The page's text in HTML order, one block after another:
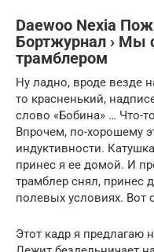
Daewoo Nexia
Бортжурнал › Мы
трамблером
Ну ладно, вроде везде
то красненький,
слово «Бобина» … Что-
Впрочем, по-хорошему
индуктивности.
принес я ее домой. И
трамблер снял, принес
полевых условиях. Вот
Этот кадр я предлагаю